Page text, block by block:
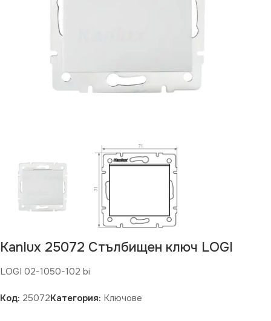
Kanlux 25072 Стълбищен ключ LOGI
LOGI 02-1050-102 bi
Код: 25072Категория: Ключове